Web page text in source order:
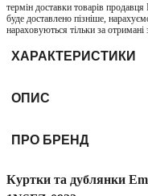
термін доставки товарів
буде доставлено пізніше,
нараховуються тільки за
ХАРАКТЕРИСТИКИ
ОПИС
ПРО БРЕНД
Куртки та дублянки